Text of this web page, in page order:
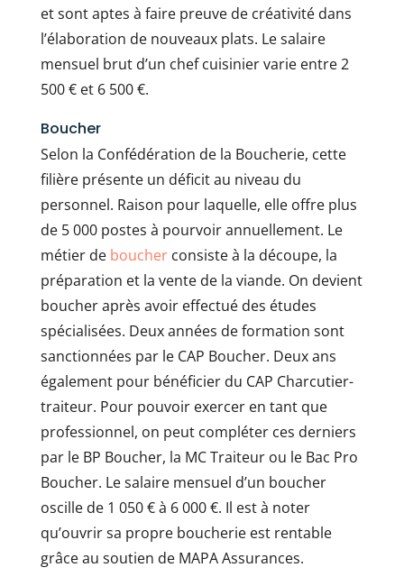
et sont aptes à faire preuve de créativité dans
l’élaboration de nouveaux plats. Le salaire
mensuel brut d’un chef cuisinier varie entre 2
500 € et 6 500 €.
Boucher
Selon la Confédération de la Boucherie, cette
filière présente un déficit au niveau du
personnel. Raison pour laquelle, elle offre plus
de 5 000 postes à pourvoir annuellement. Le
métier de boucherconsiste à la découpe, la
préparation et la vente de la viande. On devient
boucher après avoir effectué des études
spécialisées. Deux années de formation sont
sanctionnées par le CAP Boucher. Deux ans
également pour bénéficier du CAP Charcutier-
traiteur. Pour pouvoir exercer en tant que
professionnel, on peut compléter ces derniers
par le BP Boucher, la MC Traiteur ou le Bac Pro
Boucher. Le salaire mensuel d’un boucher
oscille de 1 050 € à 6 000 €. Il est à noter
qu’ouvrir sa propre boucherie est rentable
grâce au soutien de MAPA Assurances.